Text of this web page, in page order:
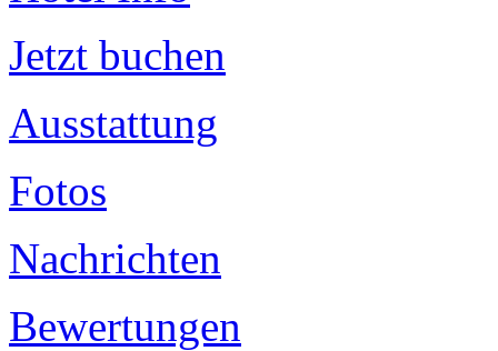
Jetzt buchen
Ausstattung
Fotos
Nachrichten
Bewertungen